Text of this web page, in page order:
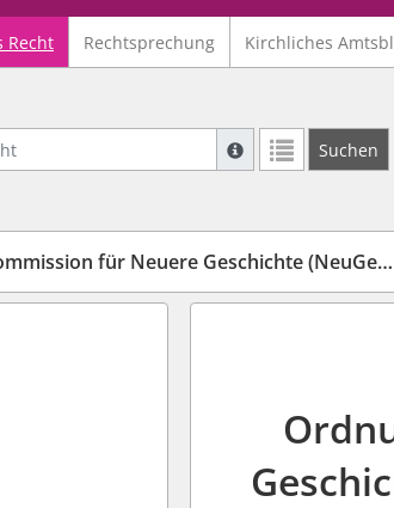
Recht Rechtsprechung Kirchliches
Suche mit Suchen
für Neuere Geschichte (NeuGesch-Komm-O)